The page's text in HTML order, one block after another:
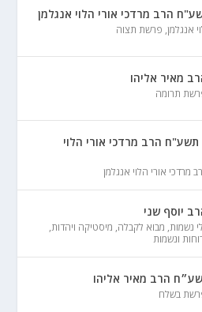
הרב מרדכי אורי הלוי אנגלמן
אנגלמן, פרשת תצוה
מאיר אליהו
תרומה
הרב מרדכי אורי הלוי
מרדכי אורי הלוי אנגלמן
יוסף שני
נשמות, מבוא לקבלה, מיסטיקה ויהדות,
ונשמות
הרב מאיר אליהו
בשלח